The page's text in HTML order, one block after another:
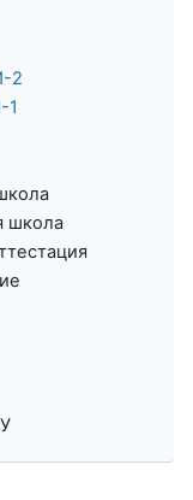
2
1
школа